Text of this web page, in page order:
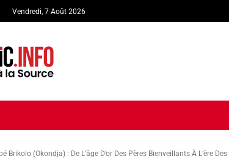
Vendredi, 7 Août 2026
Brikolo (Okondja) : De L’âge D’or Des Pères Bienveillants À L’ère